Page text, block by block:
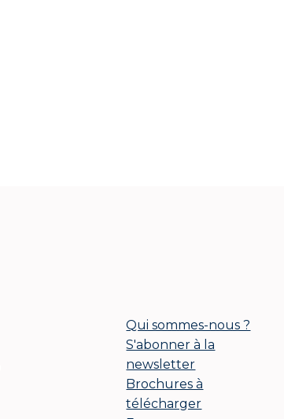
Qui sommes-nous ?
S'abonner à la
newsletter
Brochures à
télécharger